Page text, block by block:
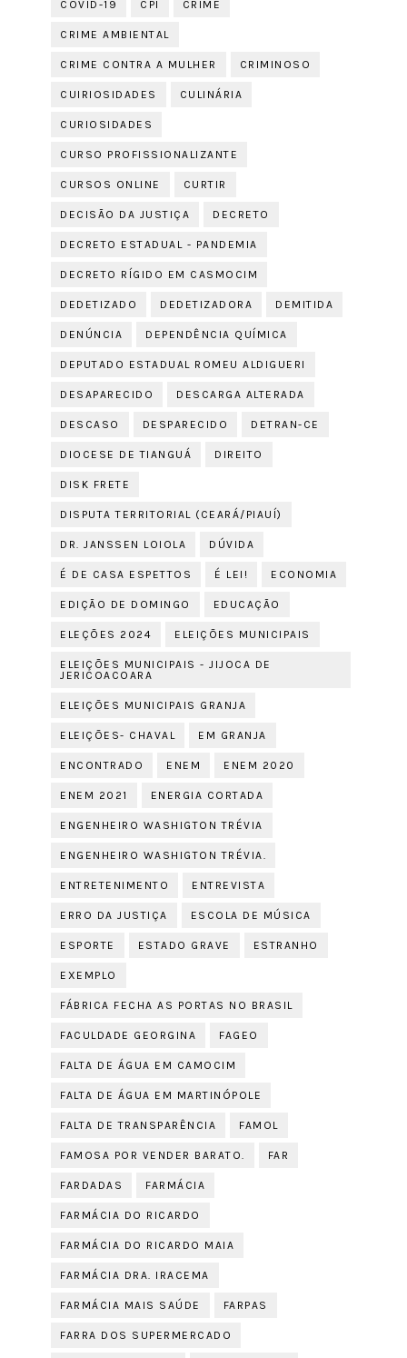
COVID-19 CPI CRIME
CRIME AMBIENTAL
CRIME CONTRA A MULHER CRIMINOSO
CUIRIOSIDADES CULINÁRIA
CURIOSIDADES
CURSO PROFISSIONALIZANTE
CURSOS ONLINE CURTIR
DECISÃO DA JUSTIÇA DECRETO
DECRETO ESTADUAL - PANDEMIA
DECRETO RÍGIDO EM CASMOCIM
DEDETIZADO DEDETIZADORA DEMITIDA
DENÚNCIA DEPENDÊNCIA QUÍMICA
DEPUTADO ESTADUAL ROMEU ALDIGUERI
DESAPARECIDO DESCARGA ALTERADA
DESCASO DESPARECIDO DETRAN-CE
DIOCESE DE TIANGUÁ DIREITO
DISK FRETE
DISPUTA TERRITORIAL (CEARÁ/PIAUÍ)
DR. JANSSEN LOIOLA DÚVIDA
É DE CASA ESPETTOS É LEI! ECONOMIA
EDIÇÃO DE DOMINGO EDUCAÇÃO
ELEÇÕES 2024 ELEIÇÕES MUNICIPAIS
ELEIÇÕES MUNICIPAIS - JIJOCA DE
JERICOACOARA
ELEIÇÕES MUNICIPAIS GRANJA
ELEIÇÕES- CHAVAL EM GRANJA
ENCONTRADO ENEM ENEM 2020
ENEM 2021 ENERGIA CORTADA
ENGENHEIRO WASHIGTON TRÉVIA
ENGENHEIRO WASHIGTON TRÉVIA.
ENTRETENIMENTO ENTREVISTA
ERRO DA JUSTIÇA ESCOLA DE MÚSICA
ESPORTE ESTADO GRAVE ESTRANHO
EXEMPLO
FÁBRICA FECHA AS PORTAS NO BRASIL
FACULDADE GEORGINA FAGEO
FALTA DE ÁGUA EM CAMOCIM
FALTA DE ÁGUA EM MARTINÓPOLE
FALTA DE TRANSPARÊNCIA FAMOL
FAMOSA POR VENDER BARATO. FAR
FARDADAS FARMÁCIA
FARMÁCIA DO RICARDO
FARMÁCIA DO RICARDO MAIA
FARMÁCIA DRA. IRACEMA
FARMÁCIA MAIS SAÚDE FARPAS
FARRA DOS SUPERMERCADO